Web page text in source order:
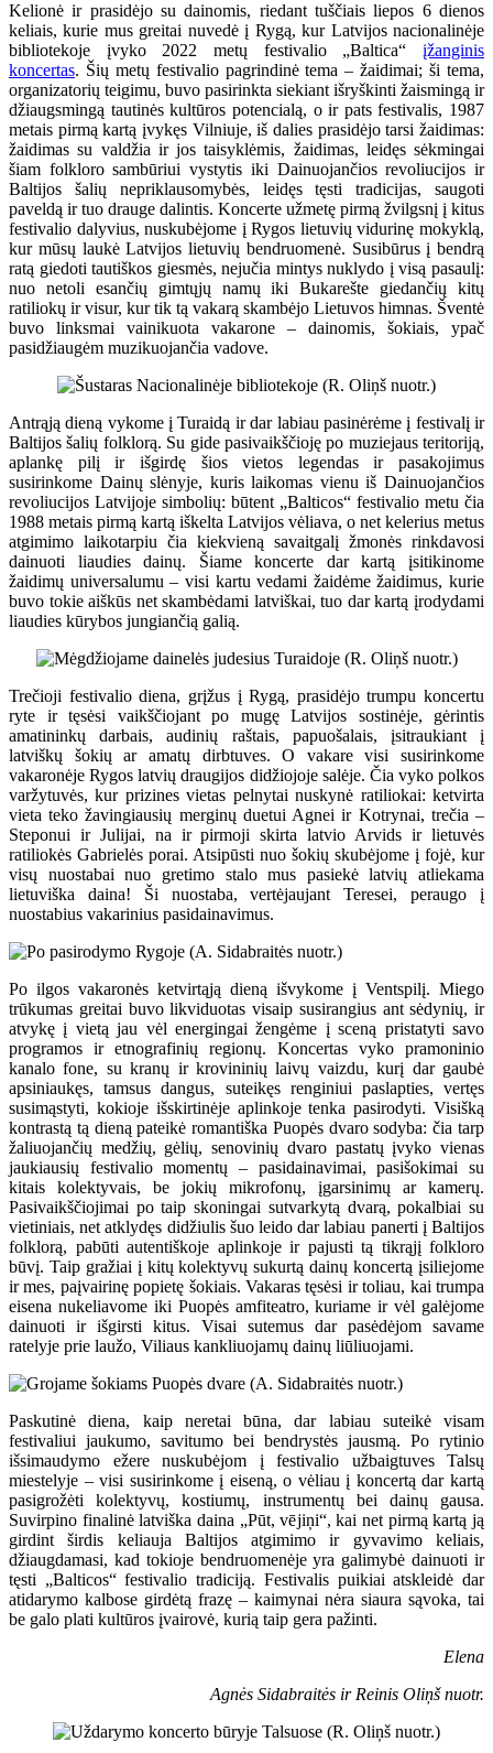
Kelionė ir prasidėjo su dainomis, riedant tuščiais liepos 6 dienos
keliais, kurie mus greitai nuvedė į Rygą, kur Latvijos nacionalinėje
bibliotekoje įvyko 2022 metų festivalio „Baltica“ įžanginis
koncertas. Šių metų festivalio pagrindinė tema – žaidimai; ši tema,
organizatorių teigimu, buvo pasirinkta siekiant išryškinti žaismingą ir
džiaugsmingą tautinės kultūros potencialą, o ir pats festivalis, 1987
metais pirmą kartą įvykęs Vilniuje, iš dalies prasidėjo tarsi žaidimas:
žaidimas su valdžia ir jos taisyklėmis, žaidimas, leidęs sėkmingai
šiam folkloro sambūriui vystytis iki Dainuojančios revoliucijos ir
Baltijos šalių nepriklausomybės, leidęs tęsti tradicijas, saugoti
paveldą ir tuo drauge dalintis. Koncerte užmetę pirmą žvilgsnį į kitus
festivalio dalyvius, nuskubėjome į Rygos lietuvių vidurinę mokyklą,
kur mūsų laukė Latvijos lietuvių bendruomenė. Susibūrus į bendrą
ratą giedoti tautiškos giesmės, nejučia mintys nuklydo į visą pasaulį:
nuo netoli esančių gimtųjų namų iki Bukarešte giedančių kitų
ratiliokų ir visur, kur tik tą vakarą skambėjo Lietuvos himnas. Šventė
buvo linksmai vainikuota vakarone – dainomis, šokiais, ypač
pasidžiaugėm muzikuojančia vadove.
Antrąją dieną vykome į Turaidą ir dar labiau pasinėrėme į festivalį ir
Baltijos šalių folklorą. Su gide pasivaikščioję po muziejaus teritoriją,
aplankę pilį ir išgirdę šios vietos legendas ir pasakojimus
susirinkome Dainų slėnyje, kuris laikomas vienu iš Dainuojančios
revoliucijos Latvijoje simbolių: būtent „Balticos“ festivalio metu čia
1988 metais pirmą kartą iškelta Latvijos vėliava, o net kelerius metus
atgimimo laikotarpiu čia kiekvieną savaitgalį žmonės rinkdavosi
dainuoti liaudies dainų. Šiame koncerte dar kartą įsitikinome
žaidimų universalumu – visi kartu vedami žaidėme žaidimus, kurie
buvo tokie aiškūs net skambėdami latviškai, tuo dar kartą įrodydami
liaudies kūrybos jungiančią galią.
Trečioji festivalio diena, grįžus į Rygą, prasidėjo trumpu koncertu
ryte ir tęsėsi vaikščiojant po mugę Latvijos sostinėje, gėrintis
amatininkų darbais, audinių raštais, papuošalais, įsitraukiant į
latviškų šokių ar amatų dirbtuves. O vakare visi susirinkome
vakaronėje Rygos latvių draugijos didžiojoje salėje. Čia vyko polkos
varžytuvės, kur prizines vietas pelnytai nuskynė ratiliokai: ketvirta
vieta teko žavingiausių merginų duetui Agnei ir Kotrynai, trečia –
Steponui ir Julijai, na ir pirmoji skirta latvio Arvids ir lietuvės
ratiliokės Gabrielės porai. Atsipūsti nuo šokių skubėjome į fojė, kur
visų nuostabai nuo gretimo stalo mus pasiekė latvių atliekama
lietuviška daina! Ši nuostaba, vertėjaujant Teresei, peraugo į
nuostabius vakarinius pasidainavimus.
Po ilgos vakaronės ketvirtąją dieną išvykome į Ventspilį. Miego
trūkumas greitai buvo likviduotas visaip susirangius ant sėdynių, ir
atvykę į vietą jau vėl energingai žengėme į sceną pristatyti savo
programos ir etnografinių regionų. Koncertas vyko pramoninio
kanalo fone, su kranų ir krovininių laivų vaizdu, kurį dar gaubė
apsiniaukęs, tamsus dangus, suteikęs renginiui paslapties, vertęs
susimąstyti, kokioje išskirtinėje aplinkoje tenka pasirodyti. Visišką
kontrastą tą dieną pateikė romantiška Puopės dvaro sodyba: čia tarp
žaliuojančių medžių, gėlių, senovinių dvaro pastatų įvyko vienas
jaukiausių festivalio momentų – pasidainavimai, pasišokimai su
kitais kolektyvais, be jokių mikrofonų, įgarsinimų ar kamerų.
Pasivaikščiojimai po taip skoningai sutvarkytą dvarą, pokalbiai su
vietiniais, net atklydęs didžiulis šuo leido dar labiau panerti į Baltijos
folklorą, pabūti autentiškoje aplinkoje ir pajusti tą tikrąjį folkloro
būvį. Taip gražiai į kitų kolektyvų sukurtą dainų koncertą įsiliejome
ir mes, paįvairinę popietę šokiais. Vakaras tęsėsi ir toliau, kai trumpa
eisena nukeliavome iki Puopės amfiteatro, kuriame ir vėl galėjome
dainuoti ir išgirsti kitus. Visai sutemus dar pasėdėjom savame
ratelyje prie laužo, Viliaus kankliuojamų dainų liūliuojami.
Paskutinė diena, kaip neretai būna, dar labiau suteikė visam
festivaliui jaukumo, savitumo bei bendrystės jausmą. Po rytinio
išsimaudymo ežere nuskubėjom į festivalio užbaigtuves Talsų
miestelyje – visi susirinkome į eiseną, o vėliau į koncertą dar kartą
pasigrožėti kolektyvų, kostiumų, instrumentų bei dainų gausa.
Suvirpino finalinė latviška daina „Pūt, vējiņi“, kai net pirmą kartą ją
girdint širdis keliauja Baltijos atgimimo ir gyvavimo keliais,
džiaugdamasi, kad tokioje bendruomenėje yra galimybė dainuoti ir
tęsti „Balticos“ festivalio tradiciją. Festivalis puikiai atskleidė dar
atidarymo kalbose girdėtą frazę – kaimynai nėra siaura sąvoka, tai
be galo plati kultūros įvairovė, kurią taip gera pažinti.
Elena
Agnės Sidabraitės ir Reinis Oliņš nuotr.